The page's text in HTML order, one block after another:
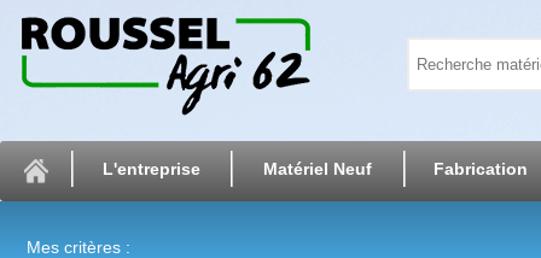
L'entreprise Matériel Neuf Fabrication
Mes critères :